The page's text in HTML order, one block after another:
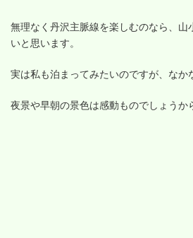
無理なく丹沢主脈線を楽しむのなら、山
いと思います。
実は私も泊まってみたいのですが、なか
夜景や早朝の景色は感動ものでしょうか